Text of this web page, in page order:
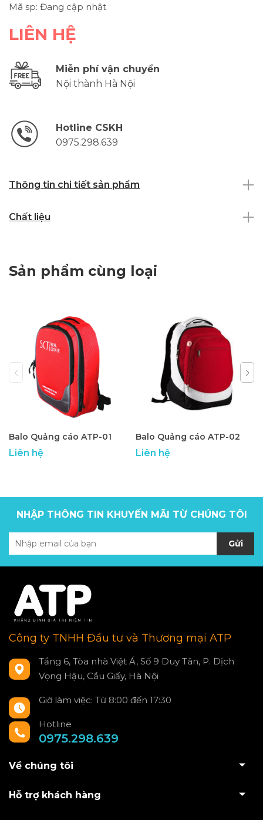
Mã sp: Đang cập nhật
LIÊN HỆ
Miễn phí vận chuyển
Nội thành Hà Nội
Hotline CSKH
0975.298.639
Thông tin chi tiết sản phẩm
Chất liệu
Sản phẩm cùng loại
Balo Quảng cáo ATP-01
Liên hệ
Balo Quảng cáo ATP-02
Liên hệ
NHẬP THÔNG TIN KHUYẾN MÃI TỪ CHÚNG TÔI
Gửi
Công ty TNHH Đầu tư và Thương mại ATP
Tầng 6, Tòa nhà Việt Á, Số 9 Duy Tân, P. Dịch
Vọng Hậu, Cầu Giấy, Hà Nội
Giờ làm việc: Từ 8:00 đến 17:30
Hotline
0975.298.639
Về chúng tôi
Hỗ trợ khách hàng